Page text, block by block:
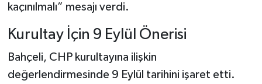
kaçınılmalı” mesajı verdi.
Kurultay İçin 9 Eylül Önerisi
Bahçeli, CHP kurultayına ilişkin
değerlendirmesinde 9 Eylül tarihini işaret etti.